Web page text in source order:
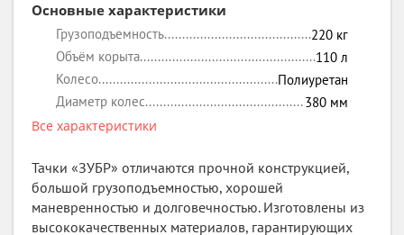
Основные характеристики
Грузоподъемность 220 кг
Объём корыта
110 л
Колесо
Полиуретан
Диаметр колес
380 мм
Все характеристики
Тачки «ЗУБР» отличаются прочной конструкцией,
большой грузоподъемностью, хорошей
маневренностью и долговечностью. Изготовлены из
высококачественных материалов, гарантирующих